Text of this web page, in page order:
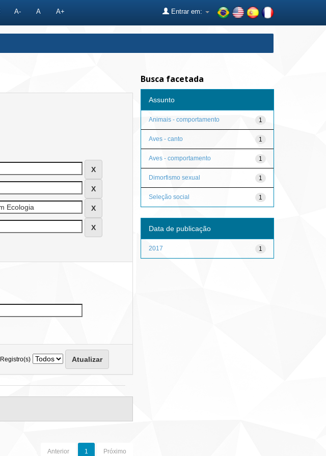
A- A A+ Entrar em:
Registro(s)
Anterior 1 Próximo
Busca facetada
Assunto
1
Animais - comportamento
1
Aves - canto
1
Aves - comportamento
1
Dimorfismo sexual
1
Seleção social
Data de publicação
1
2017